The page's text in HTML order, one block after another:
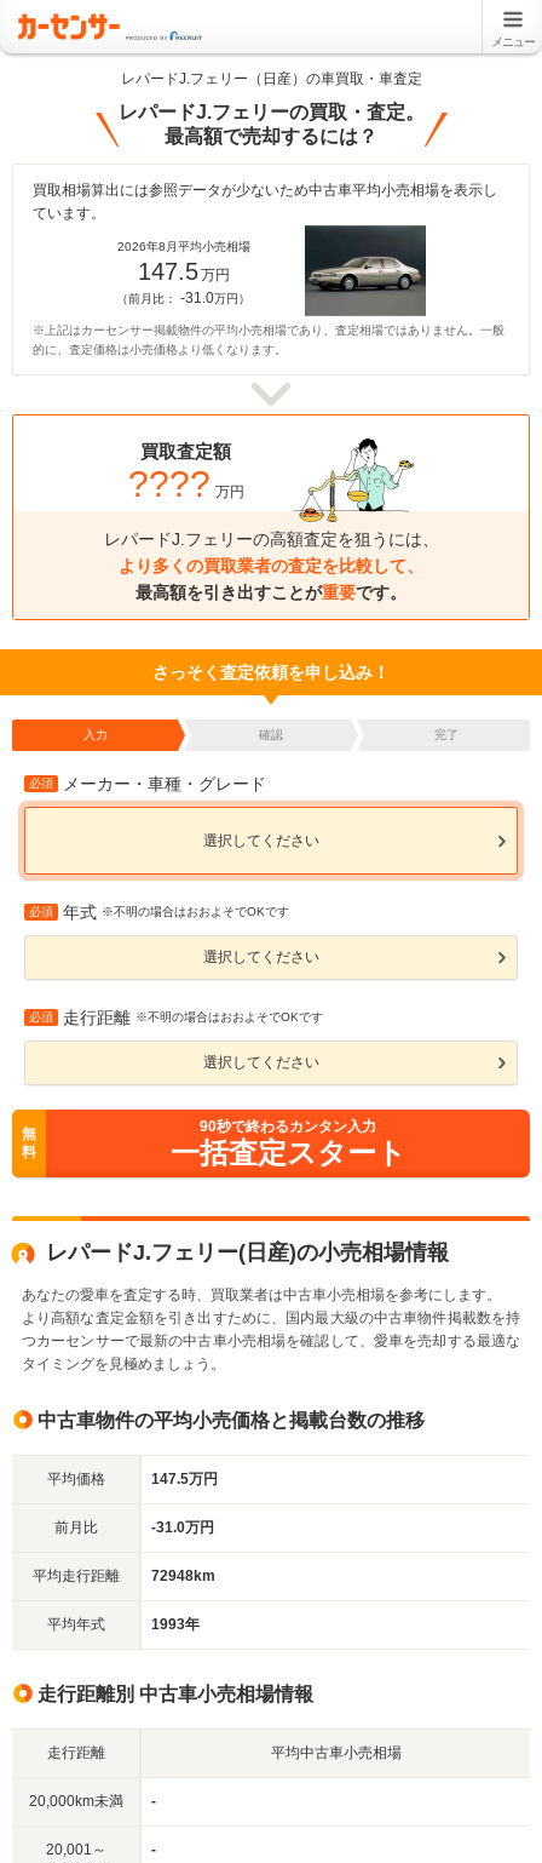
メニュー
レパードJ.フェリー（日産）の車買取・車査定
レパードJ.フェリーの買取・査定。
最高額で売却するには？
買取相場算出には参照データが少ないため中古車平均小売相場を表示し
ています。
2026年8月平均小売相場
147.5万円
（前月比：-31.0万円）
※上記はカーセンサー掲載物件の平均小売相場であり、査定相場ではありません。一般
的に、査定価格は小売価格より低くなります。
買取査定額
???? 万円
レパードJ.フェリーの高額査定を狙うには、
より多くの買取業者の査定を比較して、
最高額を引き出すことが重要です。
さっそく査定依頼を申し込み！
入力 確認 完了
必須 メーカー・車種・グレード
選択してください
必須 年式 ※不明の場合はおおよそでOKです
選択してください
必須 走行距離 ※不明の場合はおおよそでOKです
選択してください
無
料
90秒で終わるカンタン入力
一括査定スタート
レパードJ.フェリー(日産)の小売相場情報
あなたの愛車を査定する時、買取業者は中古車小売相場を参考にします。
より高額な査定金額を引き出すために、国内最大級の中古車物件掲載数を持
つカーセンサーで最新の中古車小売相場を確認して、愛車を売却する最適な
タイミングを見極めましょう。
中古車物件の平均小売価格と掲載台数の推移
平均価格 147.5万円
前月比 -31.0万円
平均走行距離 72948km
平均年式 1993年
走行距離別 中古車小売相場情報
走行距離 平均中古車小売相場
20,000km未満 -
20,001～
-